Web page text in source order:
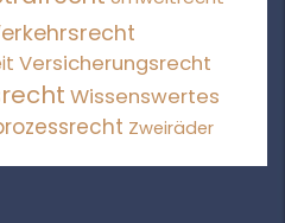
Versicherungsrecht
Wissenswertes
Zweiräder